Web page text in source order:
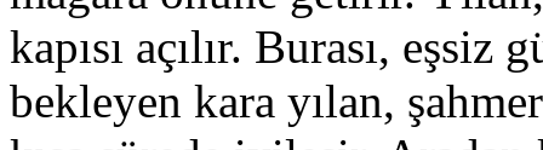
kapısı açılır. Burası,
bekleyen kara yılan,